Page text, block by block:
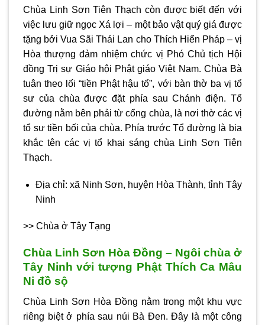
Chùa Linh Sơn Tiên Thạch còn được biết đến với
việc lưu giữ ngọc Xá lợi – một bảo vật quý giá được
tặng bởi Vua Sãi Thái Lan cho Thích Hiển Pháp – vị
Hòa thượng đảm nhiệm chức vị Phó Chủ tịch Hội
đồng Trị sự Giáo hội Phật giáo Việt Nam. Chùa Bà
tuân theo lối “tiền Phật hậu tổ”, với bàn thờ ba vị tổ
sư của chùa được đặt phía sau Chánh điện. Tổ
đường nằm bên phải từ cổng chùa, là nơi thờ các vị
tổ sư tiền bối của chùa. Phía trước Tổ đường là bia
khắc tên các vị tổ khai sáng chùa Linh Sơn Tiên
Thạch.
Địa chỉ: xã Ninh Sơn, huyện Hòa Thành, tỉnh Tây
Ninh
>> Chùa ở Tây Tạng
Chùa Linh Sơn Hòa Đồng – Ngôi chùa ở
Tây Ninh với tượng Phật Thích Ca Mâu
Ni đồ sộ
Chùa Linh Sơn Hòa Đồng nằm trong một khu vực
riêng biệt ở phía sau núi Bà Đen. Đây là một công